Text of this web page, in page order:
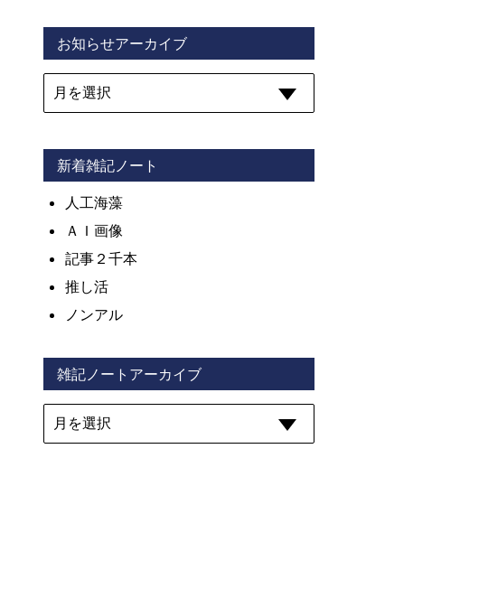
お知らせアーカイブ
新着雑記ノート
人工海藻
ＡＩ画像
記事２千本
推し活
ノンアル
雑記ノートアーカイブ